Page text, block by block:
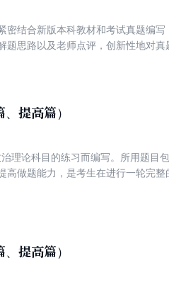
密结合新版本科教材和考试真题编
思路以及老师点评，创新性地对
提高篇）
理论科目的练习而编写。所用题目
做题能力，是考生在进行一轮完
提高篇）